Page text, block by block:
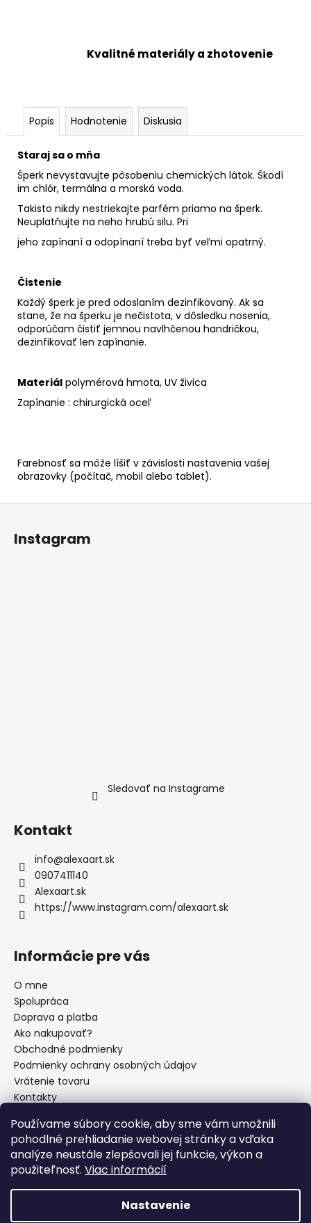
Používame súbory cookie, aby sme vám umožnili
pohodlné prehliadanie webovej stránky a vďaka
analýze neustále zlepšovali jej funkcie, výkon a
použiteľnosť. Viac informácií
Nastavenie
Kvalitné materiály a zhotovenie
Popis Hodnotenie Diskusia
Staraj sa o mňa
Šperk nevystavujte pôsobeniu chemických látok. Škodí
im chlór, termálna a morská voda.
Takisto nikdy nestriekajte parfém priamo na šperk.
Neuplatňujte na neho hrubú silu. Pri
jeho zapínaní a odopínaní treba byť veľmi opatrný.
Čistenie
Každý šperk je pred odoslaním dezinfikovaný. Ak sa
stane, že na šperku je nečistota, v dôsledku nosenia,
odporúčam čistiť jemnou navlhčenou handričkou,
dezinfikovať len zapínanie.
Materiál polymérová hmota, UV živica
Zapínanie : chirurgická oceľ
Farebnosť sa môže líšiť v závislosti nastavenia vašej
obrazovky (počítač, mobil alebo tablet).
Instagram
Sledovať na Instagrame
Kontakt
info@alexaart.sk
0907411140
Alexaart.sk
https://www.instagram.com/alexaart.sk
Informácie pre vás
O mne
Spolupráca
Doprava a platba
Ako nakupovať?
Obchodné podmienky
Podmienky ochrany osobných údajov
Vrátenie tovaru
Kontakty
Prijímame online platby